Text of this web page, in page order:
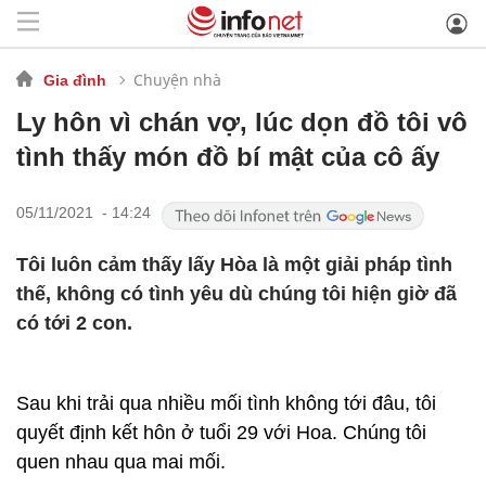
Gia đình Chuyện nhà
Ly hôn vì chán vợ, lúc dọn đồ tôi vô
tình thấy món đồ bí mật của cô ấy
05/11/2021 - 14:24
Tôi luôn cảm thấy lấy Hòa là một giải pháp tình
thế, không có tình yêu dù chúng tôi hiện giờ đã
có tới 2 con.
Sau khi trải qua nhiều mối tình không tới đâu, tôi
quyết định kết hôn ở tuổi 29 với Hoa. Chúng tôi
quen nhau qua mai mối.